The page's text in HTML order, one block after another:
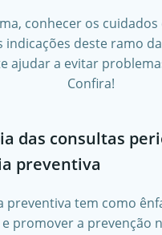
conhecer os cuidados
indicações deste ramo
ajudar a evitar
Confira!
das consultas
preventiva
preventiva tem como
promover a prevenção